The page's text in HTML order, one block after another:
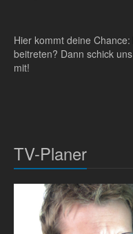
Hier kommt deine
beitreten? Dann schick
mit!
TV-Planer